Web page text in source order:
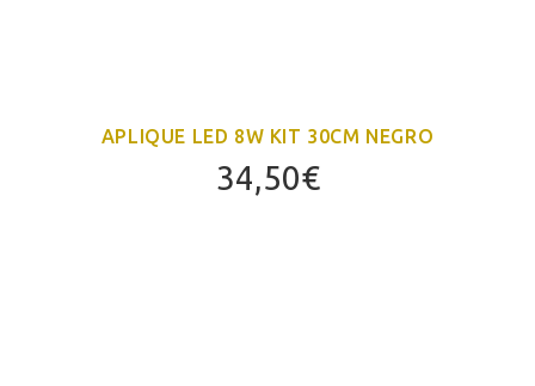
APLIQUE LED 8W KIT 30CM NEGRO
34,50€